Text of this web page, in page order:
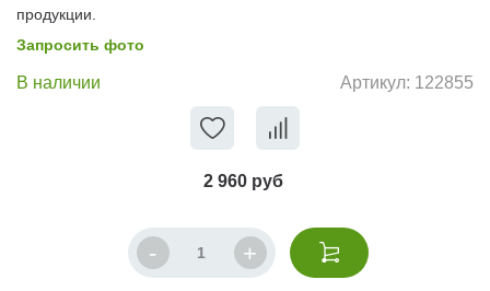
продукции.
Запросить фото
В наличии Артикул: 122855
2 960 руб